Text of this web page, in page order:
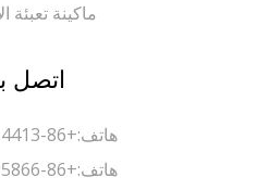
ماكينة تعبئة الأكياس
اتصل بنا
+86-18751154413
+86-15850395866